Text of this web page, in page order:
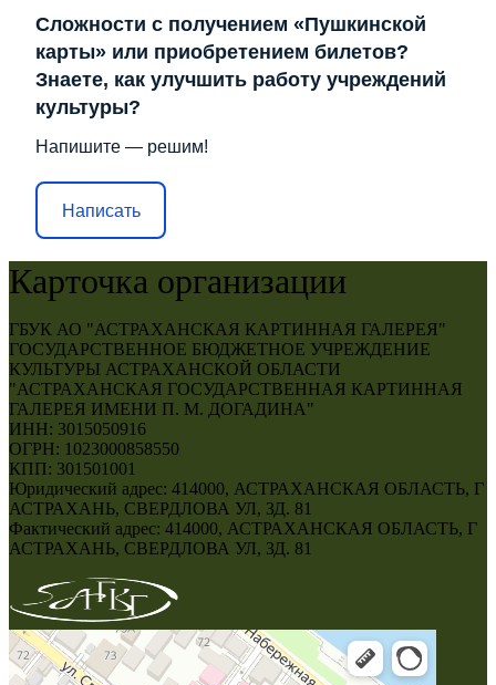
Сложности с получением «Пушкинской
карты» или приобретением билетов?
Знаете, как улучшить работу учреждений
культуры?
Напишите — решим!
Написать
Карточка организации
ГБУК АО "АСТРАХАНСКАЯ КАРТИННАЯ ГАЛЕРЕЯ"
ГОСУДАРСТВЕННОЕ БЮДЖЕТНОЕ УЧРЕЖДЕНИЕ
КУЛЬТУРЫ АСТРАХАНСКОЙ ОБЛАСТИ
"АСТРАХАНСКАЯ ГОСУДАРСТВЕННАЯ КАРТИННАЯ
ГАЛЕРЕЯ ИМЕНИ П. М. ДОГАДИНА"
ИНН: 3015050916
ОГРН: 1023000858550
КПП: 301501001
Юридический адрес: 414000, АСТРАХАНСКАЯ ОБЛАСТЬ, Г
АСТРАХАНЬ, СВЕРДЛОВА УЛ, ЗД. 81
Фактический адрес: 414000, АСТРАХАНСКАЯ ОБЛАСТЬ, Г
АСТРАХАНЬ, СВЕРДЛОВА УЛ, ЗД. 81